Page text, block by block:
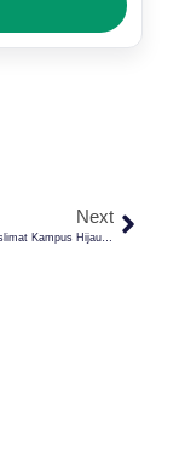
Next
Fatayat Dan Muslimat Kampus Hijau Gelar Silaturahmi Dan Peringatan Maulid Nabi